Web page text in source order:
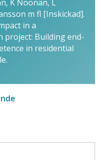
K Noonan, L
m fl [Inskickad].
in a
project: Building end-
in residential